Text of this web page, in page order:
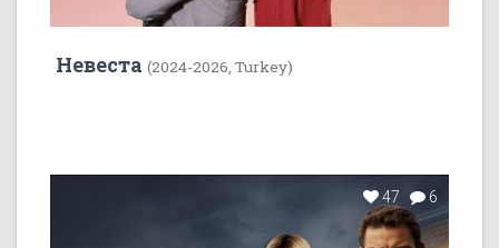
Невеста (2024-2026, Turkey)
47 6